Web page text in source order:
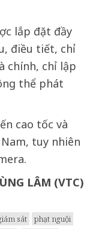
lắp đặt đầy
điều tiết, chỉ
chính, chỉ lập
thể phát
cao tốc và
tuy nhiên
LÂM (VTC)
sát phạt nguội